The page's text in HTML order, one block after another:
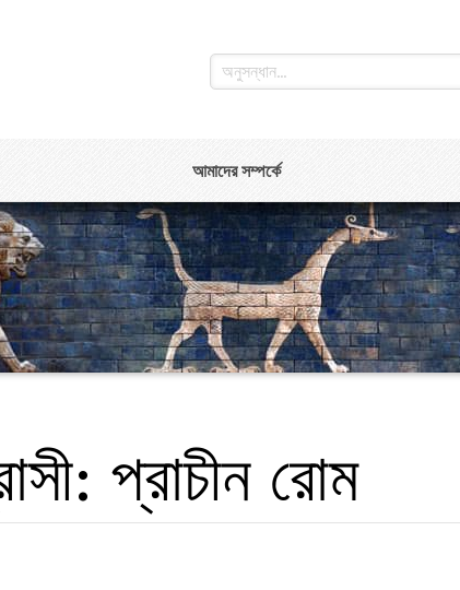
আমাদের সম্পর্কে
প্রাচীন রোম